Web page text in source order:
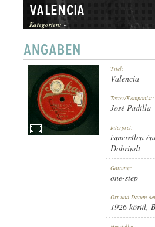
ONE-STEP
1926 KÖRÜL
Valencia
Kategorien: -
Titel:
Valencia
Texter/Komponist:
José Padilla
Interpret:
ismeretlen
Dobrindt
Gattung:
one-step
Ort und Datum
1926 körül,